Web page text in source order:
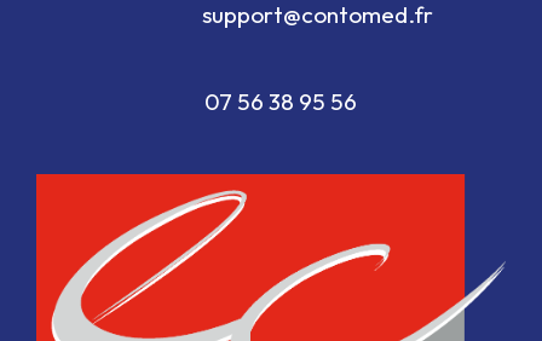
                                  07 56 38 95 56